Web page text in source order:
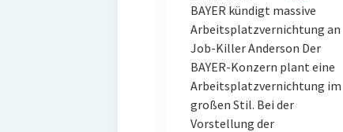
BAYER kündigt massive
Arbeitsplatzvernichtung an
Job-Killer Anderson Der
BAYER-Konzern plant eine
Arbeitsplatzvernichtung im
großen Stil. Bei der
Vorstellung der